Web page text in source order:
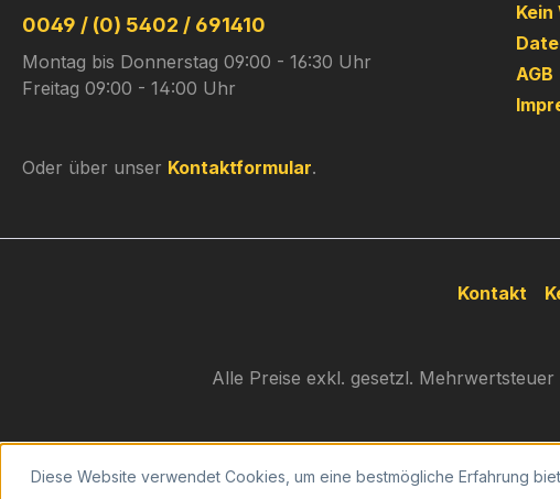
0049 / (0) 5402 / 691410
Montag bis Donnerstag 09:00 - 16:30 Uhr
Freitag 09:00 - 14:00 Uhr
Oder über unser Kontaktformular.
AGB
Kontakt
Alle Preise exkl. gesetzl. Mehrwertsteuer
Diese Website verwendet Cookies, um eine bestmögliche Erfahrung